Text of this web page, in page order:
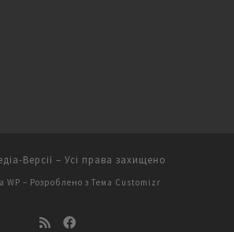
Версії – Усі права захищено
WP – Розроблено з Тема Customizr